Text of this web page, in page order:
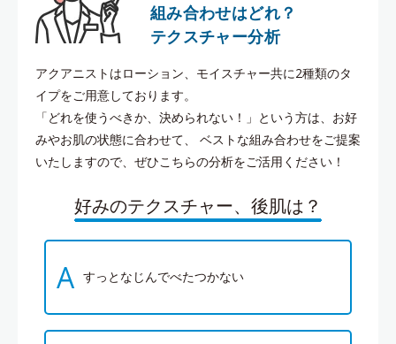
組み合わせはどれ？
テクスチャー分析
アクアニストはローション、モイスチャー共に2種類のタ
イプをご用意しております。
「どれを使うべきか、決められない！」という方は、お好
みやお肌の状態に合わせて、
ベストな組み合わせをご提案
いたしますので、ぜひこちらの分析をご活用ください！
好みのテクスチャー、後肌は？
A すっとなじんでべたつかない